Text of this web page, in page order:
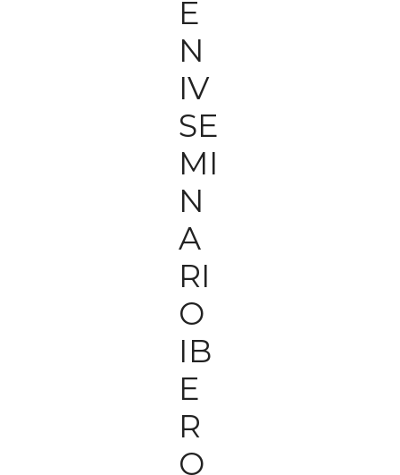
E
N
IV
SE
MI
N
A
RI
O
IB
E
R
O